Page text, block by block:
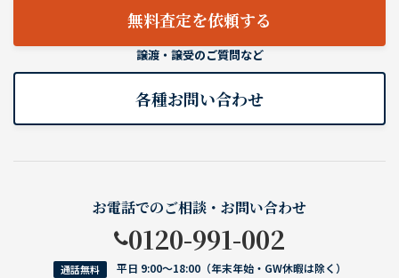
無料査定を依頼する
譲渡・譲受のご質問など
各種お問い合わせ
お電話でのご相談・お問い合わせ
0120-991-002
通話無料 平日 9:00〜18:00（年末年始・GW休暇は除く）